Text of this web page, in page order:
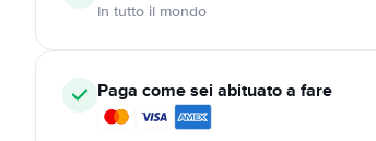
In tutto il mondo
Paga come sei abituato a fare